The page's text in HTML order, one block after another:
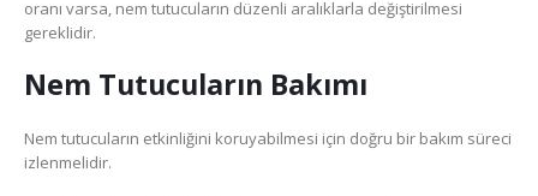
oranı varsa, nem tutucuların düzenli aralıklarla değiştirilmesi
gereklidir.
Nem Tutucuların Bakımı
Nem tutucuların etkinliğini koruyabilmesi için doğru bir bakım süreci
izlenmelidir.